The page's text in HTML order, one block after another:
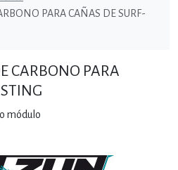
PARA CAÑAS DE SURF-
CARBONO PARA
módulo